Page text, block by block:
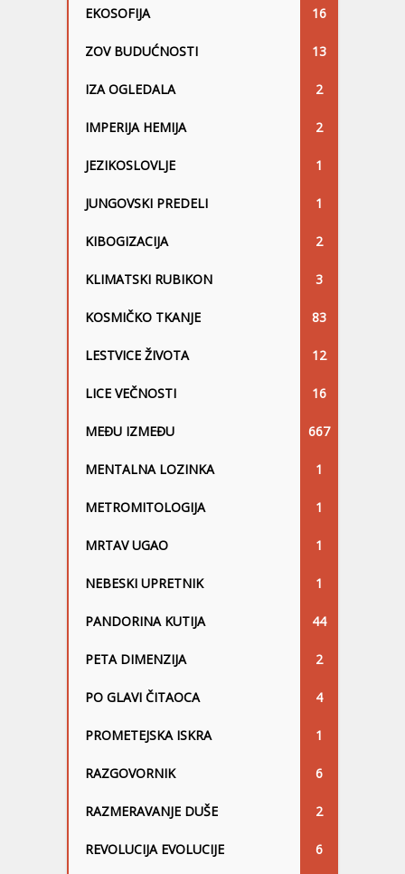
EKOSOFIJA 16
ZOV BUDUĆNOSTI 13
IZA OGLEDALA 2
IMPERIJA HEMIJA 2
JEZIKOSLOVLJE 1
JUNGOVSKI PREDELI 1
KIBOGIZACIJA 2
KLIMATSKI RUBIKON 3
KOSMIČKO TKANJE 83
LESTVICE ŽIVOTA 12
LICE VEČNOSTI 16
MEĐU IZMEĐU 667
MENTALNA LOZINKA 1
METROMITOLOGIJA 1
MRTAV UGAO 1
NEBESKI UPRETNIK 1
PANDORINA KUTIJA 44
PETA DIMENZIJA 2
PO GLAVI ČITAOCA 4
PROMETEJSKA ISKRA 1
RAZGOVORNIK 6
RAZMERAVANJE DUŠE 2
REVOLUCIJA EVOLUCIJE 6